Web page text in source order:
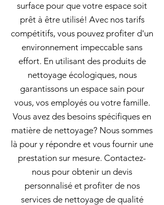
surface pour que votre espace soit
prêt à être utilisé! Avec nos tarifs
compétitifs, vous pouvez profiter d'un
environnement impeccable sans
effort. En utilisant des produits de
nettoyage écologiques, nous
garantissons un espace sain pour
vous, vos employés ou votre famille.
Vous avez des besoins spécifiques en
matière de nettoyage? Nous sommes
là pour y répondre et vous fournir une
prestation sur mesure. Contactez-
nous pour obtenir un devis
personnalisé et profiter de nos
services de nettoyage de qualité